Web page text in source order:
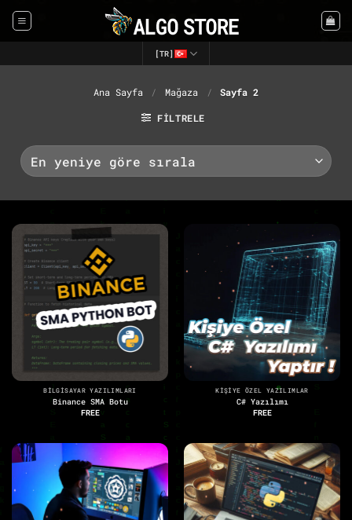
atla
[TR]
Ana Sayfa / Mağaza / Sayfa 2
FILTRELE
BILGISAYAR YAZILIMLARI
Binance SMA Botu
FREE
KIŞIYE ÖZEL YAZILIMLAR
C# Yazılımı
FREE